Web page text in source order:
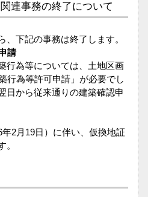
連事務の終了について
、下記の事務は終了します。
請
行為等については、土地区画
行為等許可申請」が必要でし
日から従来通りの建築確認申
2月19日）に伴い、仮換地証
。